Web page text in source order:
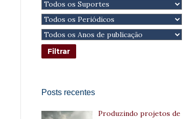
Posts recentes
Produzindo projetos de